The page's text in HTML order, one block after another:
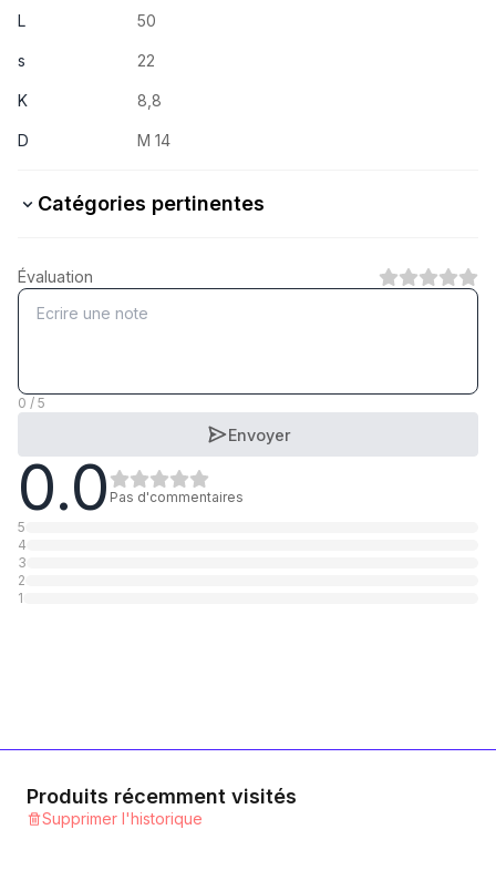
L
50
s 22
K 8,8
D M 14
Catégories pertinentes
8.8 Stahl verzinkt
1 Catégorie
5.6 Stahl verzinkt
1 Catégorie
12.9 Stahl blank
Évaluation
0 / 5
Envoyer
0.0 Pas d'commentaires
5
4
3
2
1
Produits récemment visités
Supprimer l'historique